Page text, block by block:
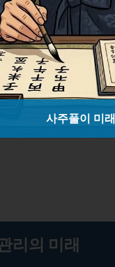
는 노력이 지속
: 혁신의 중심
리의 미래
사주풀이 미